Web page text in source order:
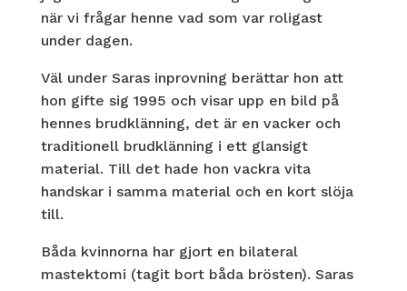
när vi frågar henne vad som var roligast
under dagen.
Väl under Saras inprovning berättar hon att
hon gifte sig 1995 och visar upp en bild på
hennes brudklänning, det är en vacker och
traditionell brudklänning i ett glansigt
material. Till det hade hon vackra vita
handskar i samma material och en kort slöja
till.
Båda kvinnorna har gjort en bilateral
mastektomi (tagit bort båda brösten). Saras